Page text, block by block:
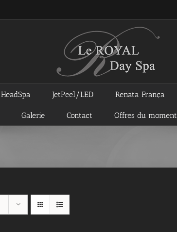
HeadSpa JetPeel/LED Renata França
Galerie Contact Offres du moment